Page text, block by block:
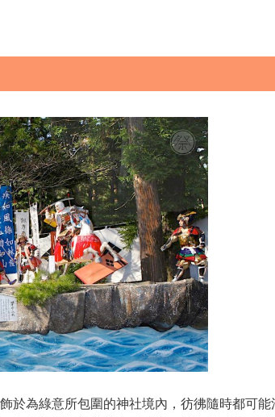
於為綠意所包圍的神社境內，彷彿隨時都可